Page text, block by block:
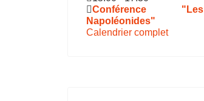
Conférence "Les
Napoléonides"
Calendrier complet